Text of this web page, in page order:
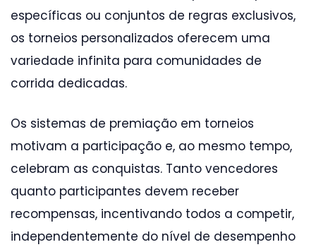
específicas ou conjuntos de regras exclusivos,
os torneios personalizados oferecem uma
variedade infinita para comunidades de
corrida dedicadas.
Os sistemas de premiação em torneios
motivam a participação e, ao mesmo tempo,
celebram as conquistas. Tanto vencedores
quanto participantes devem receber
recompensas, incentivando todos a competir,
independentemente do nível de desempenho